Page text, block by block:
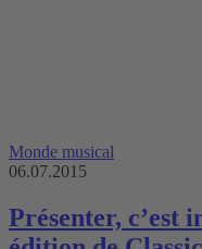
Monde musical
06.07.2015
Présenter, c’est